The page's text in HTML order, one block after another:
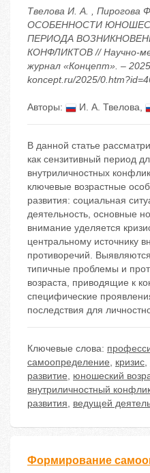
Твелова И. А. ,
ОСОБЕННОСТИ
ПЕРИОДА
КОНФЛИКТОВ // Научно-
журнал «Концепт». –
koncept.ru/2025/
Авторы: И. А. Твелова,
В данной статье
как сензитивный период
внутриличностных
ключевые возрастные
развития: социальная
деятельность, основные
внимание уделяется
центральному источнику
противоречий.
типичные проблемы и
возраста, приводящие к
специфические
последствия для
Ключевые слова:
самоопределение, кризис,
развитие, юношеский
внутриличностный
развития, ведущей
Формирование